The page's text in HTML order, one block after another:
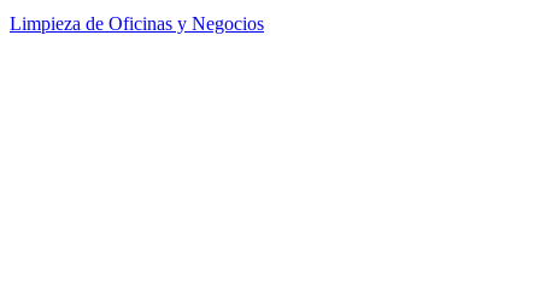
Limpieza de Oficinas y Negocios